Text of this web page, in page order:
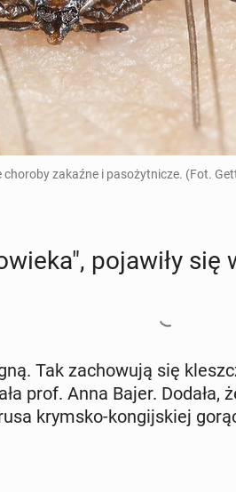
zakaźne i pasożytnicze. (Fot.
po­ja­wi­ły się
Tak za­cho­wu­ją się
prof. Anna Bajer. Dodała,
krymsko-kon­gij­skiej